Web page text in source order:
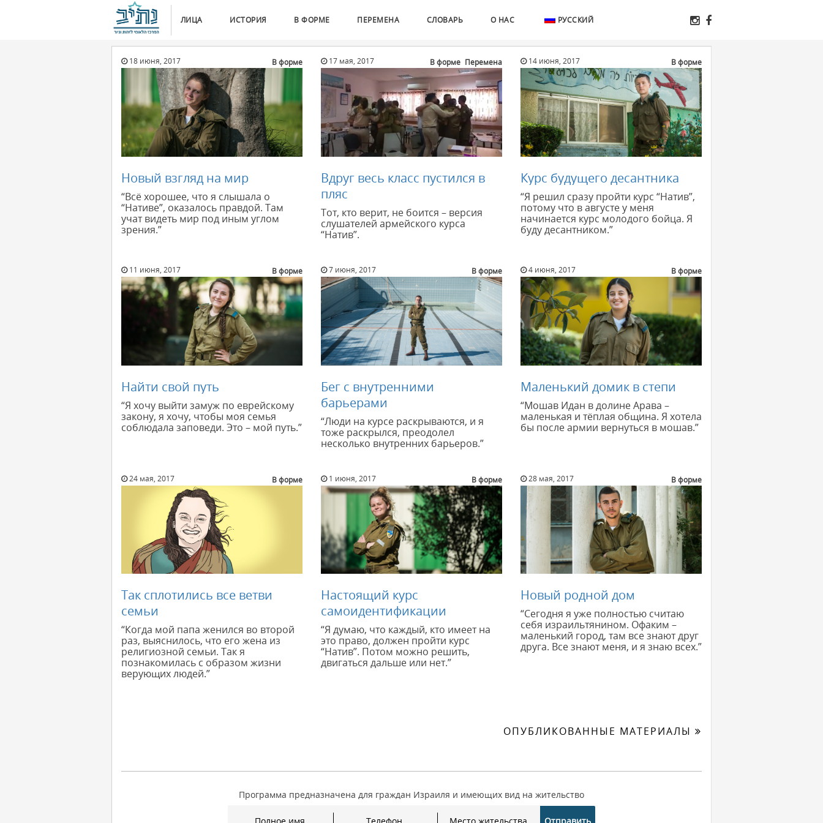
ЛИЦА ИСТОРИЯ В ФОРМЕ ПЕРЕМЕНА СЛОВАРЬ О НАС РУССКИЙ
18 июня, 2017 В форме
Новый взгляд на мир
“Всё хорошее, что я слышала о
“Нативе”, оказалось правдой. Там
учат видеть мир под иным углом
зрения.”
17 мая, 2017 В форме Перемена
Вдруг весь класс пустился в
пляс
Тот, кто верит, не боится – версия
слушателей армейского курса
“Натив”.
14 июня, 2017 В форме
Курс будущего десантника
“Я решил сразу пройти курс “Натив”,
потому что в августе у меня
начинается курс молодого бойца. Я
буду десантником.”
11 июня, 2017 В форме
Найти свой путь
“Я хочу выйти замуж по еврейскому
закону, я хочу, чтобы моя семья
соблюдала заповеди. Это – мой путь.”
7 июня, 2017 В форме
Бег с внутренними
барьерами
“Люди на курсе раскрываются, и я
тоже раскрылся, преодолел
несколько внутренних барьеров.”
4 июня, 2017 В форме
Маленький домик в степи
“Мошав Идан в долине Арава –
маленькая и тёплая община. Я хотела
бы после армии вернуться в мошав.”
24 мая, 2017 В форме
Так сплотились все ветви
семьи
“Когда мой папа женился во второй
раз, выяснилось, что его жена из
религиозной семьи. Так я
познакомилась с образом жизни
верующих людей.”
1 июня, 2017 В форме
Настоящий курс
самоидентификации
“Я думаю, что каждый, кто имеет на
это право, должен пройти курс
“Натив”. Потом можно решить,
двигаться дальше или нет.”
28 мая, 2017 В форме
Новый родной дом
“Сегодня я уже полностью считаю
себя израильтянином. Офаким –
маленький город, там все знают друг
друга. Все знают меня, и я знаю всех.”
ОПУБЛИКОВАННЫЕ МАТЕРИАЛЫ
Программа предназначена для граждан Израиля и имеющих вид на жительство